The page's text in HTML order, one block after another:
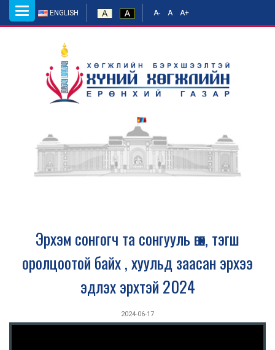
ENGLISH A- A A+
Toggle
navigation
Эрхэм сонгогч та сонгууль өгөх, тэгш
оролцоотой байх , хуульд заасан эрхээ
эдлэх эрхтэй 2024
2024-06-17